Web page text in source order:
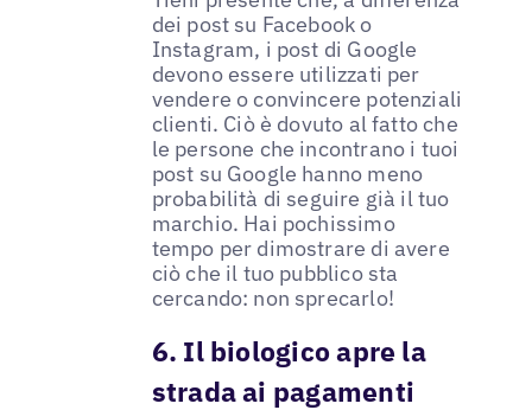
dei post su Facebook o
Instagram, i post di Google
devono essere utilizzati per
vendere o convincere potenziali
clienti. Ciò è dovuto al fatto che
le persone che incontrano i tuoi
post su Google hanno meno
probabilità di seguire già il tuo
marchio. Hai pochissimo
tempo per dimostrare di avere
ciò che il tuo pubblico sta
cercando: non sprecarlo!
6. Il biologico apre la
strada ai pagamenti